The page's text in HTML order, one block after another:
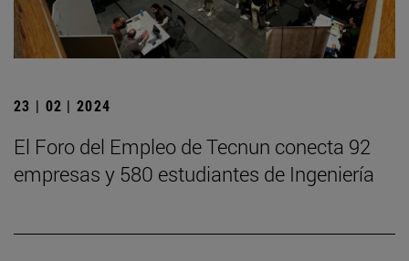
23 | 02 | 2024
El Foro del Empleo de Tecnun conecta 92
empresas y 580 estudiantes de Ingeniería